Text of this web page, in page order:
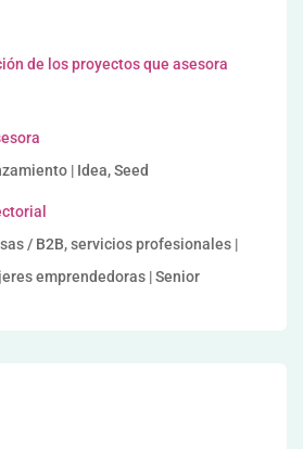
de los proyectos que asesora
| Idea, Seed
/ B2B, servicios profesionales |
emprendedoras | Senior